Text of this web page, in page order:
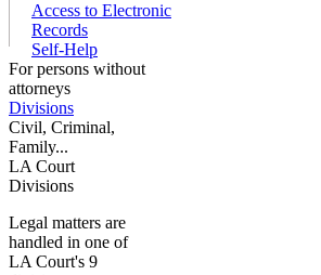
Access to Electronic
Records
Self-Help
For persons without
attorneys
Divisions
Civil, Criminal,
Family...
LA Court
Divisions
Legal matters are
handled in one of
LA Court's 9